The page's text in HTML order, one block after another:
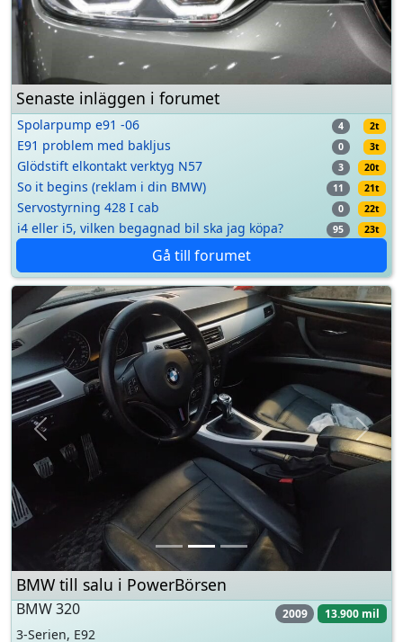
Senaste inläggen i forumet
Spolarpump e91 -06 4 2t
E91 problem med bakljus 0 3t
Glödstift elkontakt verktyg N57 3 20t
So it begins (reklam i din BMW) 11 21t
Servostyrning 428 I cab 0 22t
i4 eller i5, vilken begagnad bil ska jag köpa? 95 23t
Gå till forumet
Previous
BMW till salu i PowerBörsen
BMW 130i 21.868 mil
2006
1-Serien, E87
Pris:89.000:-